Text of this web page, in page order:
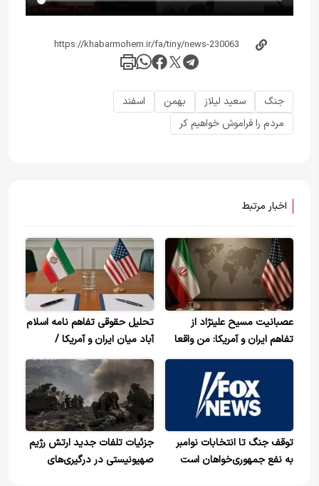
جنگ سعید لیلاز بهمن
اسفند
مردم را فراموش خواهیم کر
اخبار مرتبط
عصبانیت مسیح علینژاد از
تفاهم ایران و آمریکا: من واقعا
شوکه شدم! ترامپ با وعده تغییر
رژیم جنگ را آغاز کرد، چه شده
که الان با جمهوری اسلامی‌سر
میز مذاکره نشسته است+ ویدیو
تحلیل حقوقی تفاهم نامه اسلام
آباد میان ایران و آمریکا /
دستاوردهای راهبردی ایران در
توافق چه بود؟
توقف جنگ تا انتخابات نوامبر
به نفع جمهوری‌خواهان است
جزئیات تلفات جدید ارتش رژیم
صهیونیستی در درگیری‌های